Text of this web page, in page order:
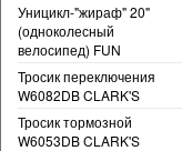
Уницикл-"жираф" 20"
(одноколесный
велосипед) FUN
Тросик переключения
W6082DB CLARK'S
Тросик тормозной
W6053DB CLARK'S